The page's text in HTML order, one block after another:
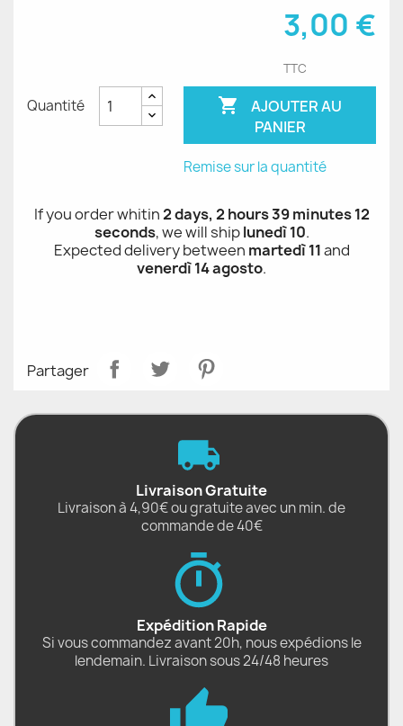
3,00 €
TTC
Quantité 
AJOUTER AU
PANIER
Remise sur la quantité
If you order whitin2 days, 2 hours 39 minutes 12
seconds, we will shiplunedì 10.
Expected delivery between martedì 11and
venerdì 14 agosto.
Partager
Livraison Gratuite
Livraison à 4,90€ ou gratuite avec un min. de
commande de 40€
Expédition Rapide
Si vous commandez avant 20h, nous expédions le
lendemain. Livraison sous 24/48 heures